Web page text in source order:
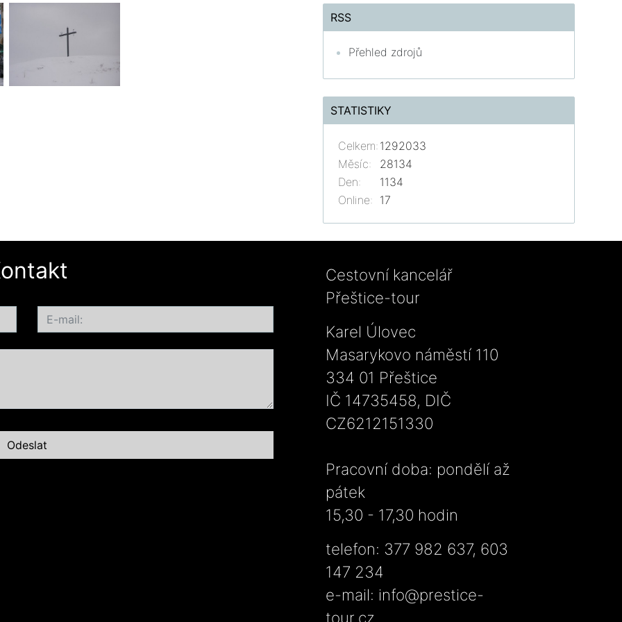
RSS
Přehled zdrojů
STATISTIKY
Online: 17
Celkem: 1292033
Měsíc:
28134
Den:
1134
Cestovní kancelář
Přeštice-tour
Karel Úlovec
Masarykovo náměstí 110
334 01 Přeštice
IČ 14735458, DIČ
CZ6212151330
Pracovní doba: pondělí až
pátek
15,30 - 17,30 hodin
telefon: 377 982 637, 603
147 234
e-mail: info@prestice-
tour.cz